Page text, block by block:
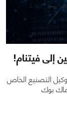
إلى فيتنام!
التصنيع الخاص